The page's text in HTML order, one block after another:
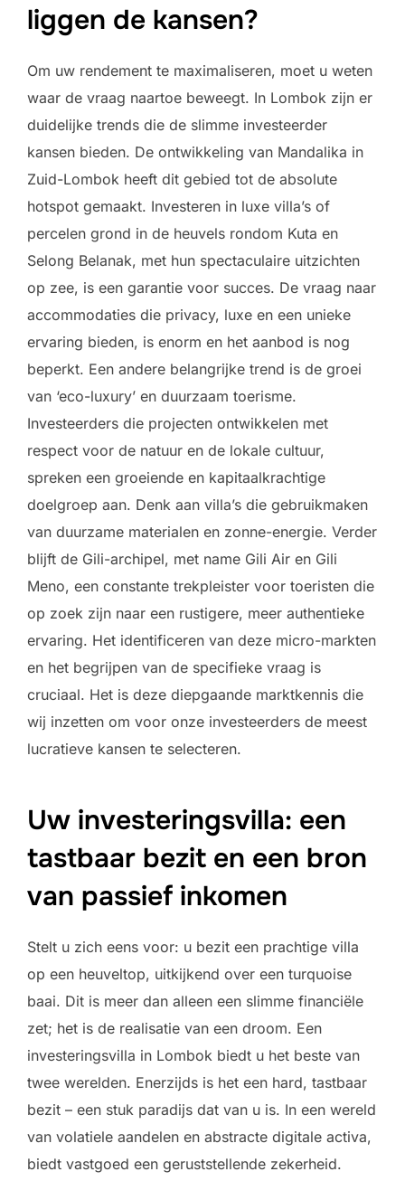
liggen de kansen?
Om uw rendement te maximaliseren, moet u weten
waar de vraag naartoe beweegt. In Lombok zijn er
duidelijke trends die de slimme investeerder
kansen bieden. De ontwikkeling van Mandalika in
Zuid-Lombok heeft dit gebied tot de absolute
hotspot gemaakt. Investeren in luxe villa’s of
percelen grond in de heuvels rondom Kuta en
Selong Belanak, met hun spectaculaire uitzichten
op zee, is een garantie voor succes. De vraag naar
accommodaties die privacy, luxe en een unieke
ervaring bieden, is enorm en het aanbod is nog
beperkt. Een andere belangrijke trend is de groei
van ‘eco-luxury’ en duurzaam toerisme.
Investeerders die projecten ontwikkelen met
respect voor de natuur en de lokale cultuur,
spreken een groeiende en kapitaalkrachtige
doelgroep aan. Denk aan villa’s die gebruikmaken
van duurzame materialen en zonne-energie. Verder
blijft de Gili-archipel, met name Gili Air en Gili
Meno, een constante trekpleister voor toeristen die
op zoek zijn naar een rustigere, meer authentieke
ervaring. Het identificeren van deze micro-markten
en het begrijpen van de specifieke vraag is
cruciaal. Het is deze diepgaande marktkennis die
wij inzetten om voor onze investeerders de meest
lucratieve kansen te selecteren.
Uw investeringsvilla: een
tastbaar bezit en een bron
van passief inkomen
Stelt u zich eens voor: u bezit een prachtige villa
op een heuveltop, uitkijkend over een turquoise
baai. Dit is meer dan alleen een slimme financiële
zet; het is de realisatie van een droom. Een
investeringsvilla in Lombok biedt u het beste van
twee werelden. Enerzijds is het een hard, tastbaar
bezit – een stuk paradijs dat van u is. In een wereld
van volatiele aandelen en abstracte digitale activa,
biedt vastgoed een geruststellende zekerheid.